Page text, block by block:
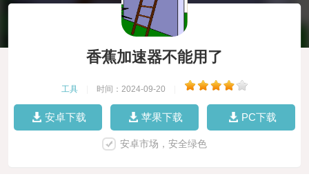
香蕉加速器不能用了
工具 时间：2024-09-20
安卓下载 苹果下载 PC下载
安卓市场，安全绿色